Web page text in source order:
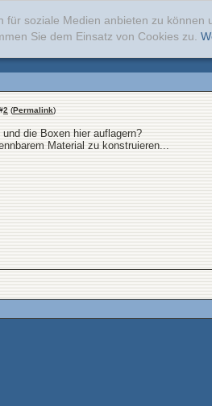
soziale Medien anbieten zu
Sie dem Einsatz von Cookies zu.
2 (Permalink)
die Boxen hier auflagern?
Material zu konstruieren...